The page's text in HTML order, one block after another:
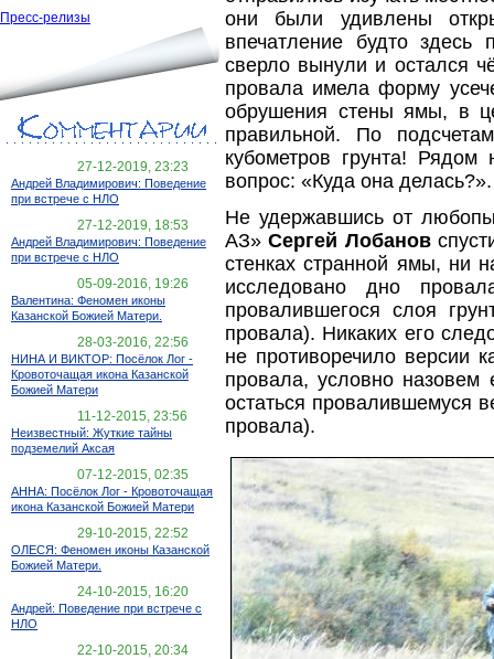
Пресс-релизы
27-12-2019, 23:23
Андрей Владимирович: Поведение
при встрече с НЛО
27-12-2019, 18:53
Андрей Владимирович: Поведение
при встрече с НЛО
05-09-2016, 19:26
Валентина: Феномен иконы
Казанской Божией Матери.
28-03-2016, 22:56
НИНА И ВИКТОР: Посёлок Лог -
Кровоточащая икона Казанской
Божией Матери
11-12-2015, 23:56
Неизвестный: Жуткие тайны
подземелий Аксая
07-12-2015, 02:35
АННА: Посёлок Лог - Кровоточащая
икона Казанской Божией Матери
29-10-2015, 22:52
ОЛЕСЯ: Феномен иконы Казанской
Божией Матери.
24-10-2015, 16:20
Андрей: Поведение при встрече с
НЛО
22-10-2015, 20:34
они были удивлены
впечатление будто здесь
сверло вынули и остался
провала имела форму
обрушения стены ямы, в
правильной. По
кубометров грунта!
вопрос: «Куда она делась?».
Не удержавшись от
АЗ»Сергей Лобанов
стенках странной ямы, ни
исследовано дно
провалившегося слоя
провала). Никаких его
не противоречило версии
провала, условно
остаться провалившемуся
провала).